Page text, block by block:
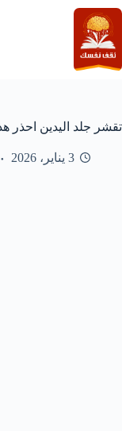
التجاوز
إلى
المحتوى
تقشر جلد اليدين احذر
3 يناير، 2026